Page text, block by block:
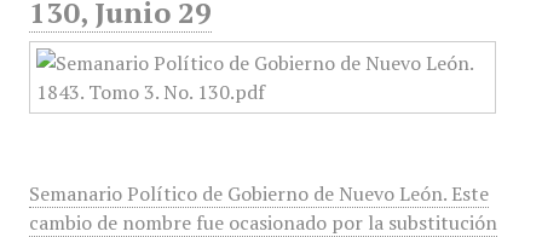
130, Junio 29
Semanario Político de Gobierno de Nuevo León. Este
cambio de nombre fue ocasionado por la substitución